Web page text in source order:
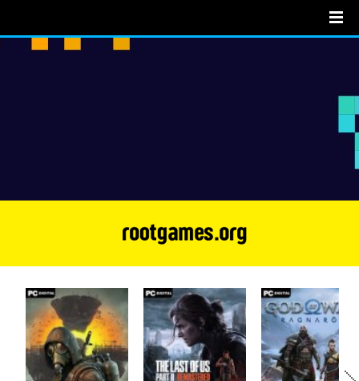
Регистрация Вход